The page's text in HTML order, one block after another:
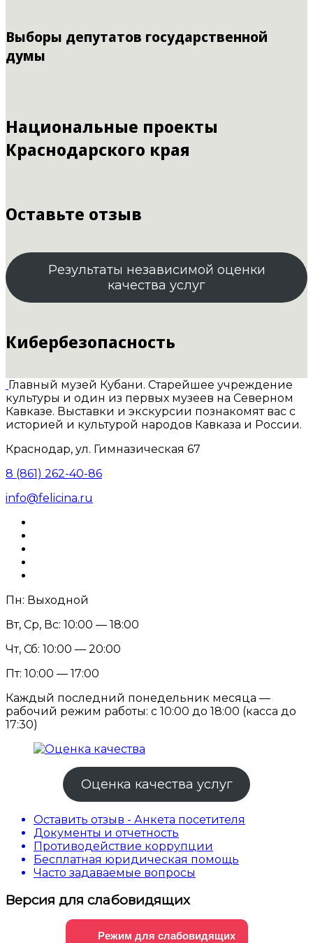
Выборы депутатов государственной
думы
Национальные проекты
Краснодарского края
Оставьте отзыв
Результаты независимой оценки
качества услуг
Кибербезопасность
Главный музей Кубани. Старейшее учреждение
культуры и один из первых музеев на Северном
Кавказе. Выставки и экскурсии познакомят вас с
историей и культурой народов Кавказа и России.
Краснодар, ул. Гимназическая 67
8 (861) 262-40-86
info@felicina.ru
Пн: Выходной
Вт, Ср, Вс: 10:00 — 18:00
Чт, Сб: 10:00 — 20:00
Пт: 10:00 — 17:00
Каждый последний понедельник месяца —
рабочий режим работы: с 10:00 до 18:00 (касса до
17:30)
Оценка качества услуг
Оставить отзыв - Анкета посетителя
Документы и отчетность
Противодействие коррупции
Бесплатная юридическая помощь
Часто задаваемые вопросы
Версия для слабовидящих
Режим для слабовидящих